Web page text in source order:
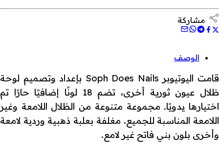
مشاركة
الوصف
قامت اليوتيوبر Soph Does Nails بإعداد وتصميم لوحة
ظلال عيون ثورية أخرى، تضم 18 لونًا إضافيًا حارًا تم
اختيارها يدويًا. مجموعة متنوعة من الظلال اللامعة وغير
اللامعة المناسبة للجميع. مغلفة بعلبة ذهبية وردية لامعة
وأخرى بلون بني فاتح غير لامع.